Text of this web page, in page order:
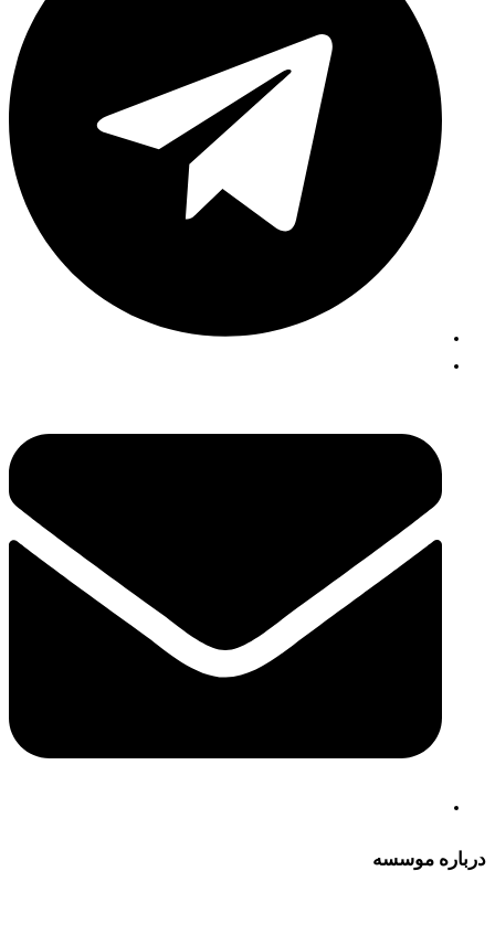
درباره موسسه